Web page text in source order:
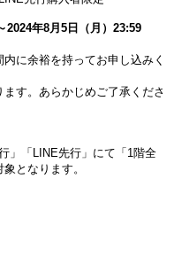
2024年8月 5日（月） 23:59
に余裕を持ってお申し込みく
す。あらかじめご了承くださ
」「 LINE先行」にて「 1階全
となります。